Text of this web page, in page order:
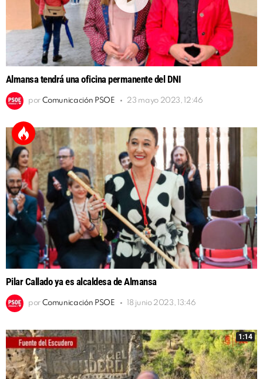
Almansa tendrá una oficina permanente del DNI
por Comunicación PSOE 23 mayo 2023, 12:46
Pilar Callado ya es alcaldesa de Almansa
por Comunicación PSOE 18 junio 2023, 13:46
1:14